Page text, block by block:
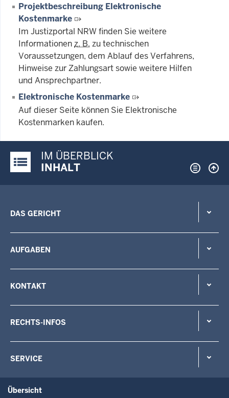
Projektbeschreibung Elektronische
Kostenmarke
Im Justizportal NRW finden Sie weitere
Informationenz. B. zu technischen
Voraussetzungen, dem Ablauf des Verfahrens,
Hinweise zur Zahlungsart sowie weitere Hilfen
und Ansprechpartner.
Elektronische Kostenmarke
Auf dieser Seite können Sie Elektronische
Kostenmarken kaufen.
Justiz-Portal im Überblick:
IM ÜBERBLICK
INHALT
DAS GERICHT
AUFGABEN
KONTAKT
RECHTS-INFOS
SERVICE
Übersicht